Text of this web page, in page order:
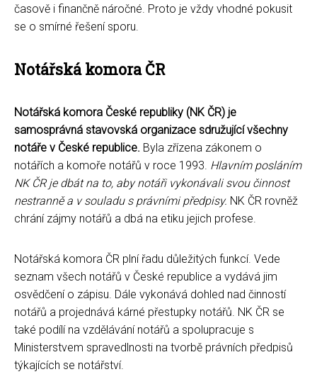
časově i finančně náročné. Proto je vždy vhodné pokusit
se o smírné řešení sporu.
Notářská komora ČR
Notářská komora České republiky (NK ČR) je
samosprávná stavovská organizace sdružující všechny
notáře v České republice. Byla zřízena zákonem o
notářích a komoře notářů v roce 1993. Hlavním posláním
NK ČR je dbát na to, aby notáři vykonávali svou činnost
nestranně a v souladu s právními předpisy. NK ČR rovněž
chrání zájmy notářů a dbá na etiku jejich profese.
Notářská komora ČR plní řadu důležitých funkcí. Vede
seznam všech notářů v České republice a vydává jim
osvědčení o zápisu. Dále vykonává dohled nad činností
notářů a projednává kárné přestupky notářů. NK ČR se
také podílí na vzdělávání notářů a spolupracuje s
Ministerstvem spravedlnosti na tvorbě právních předpisů
týkajících se notářství.